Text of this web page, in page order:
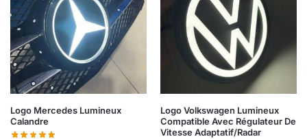
Logo Mercedes Lumineux
Calandre
Logo Volkswagen Lumineux
Compatible Avec Régulateur De
Vitesse Adaptatif/Radar